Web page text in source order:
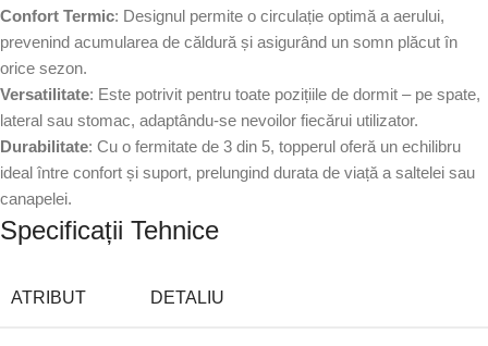
Confort Termic: Designul permite o circulație optimă a aerului,
prevenind acumularea de căldură și asigurând un somn plăcut în
orice sezon.
Versatilitate: Este potrivit pentru toate pozițiile de dormit – pe spate,
lateral sau stomac, adaptându-se nevoilor fiecărui utilizator.
Durabilitate: Cu o fermitate de 3 din 5, topperul oferă un echilibru
ideal între confort și suport, prelungind durata de viață a saltelei sau
canapelei.
Specificații Tehnice
ATRIBUT DETALIU